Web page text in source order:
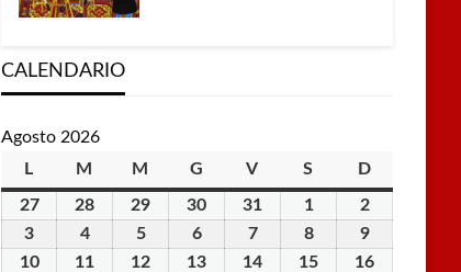
CALENDARIO
Agosto 2026
L lunedìM martedì
M mercoledì
G giovedì
V venerdì
S sabatoDdomenica
2727
Luglio
2026
28
Luglio
2026
29
Luglio
2026
30
Luglio
2026
31
Luglio
2026
11
Agosto
2026
22
Agosto
2026
3
Agosto
44
Agosto
55
Agosto
66
Agosto
77
Agosto
88
Agosto
99
Agosto
1010
11 12 13 14 15 16